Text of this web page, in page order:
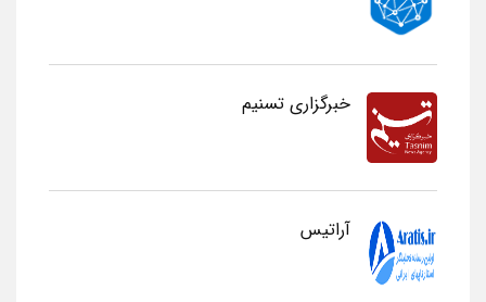
خبرگزاری تسنیم
آراتیس